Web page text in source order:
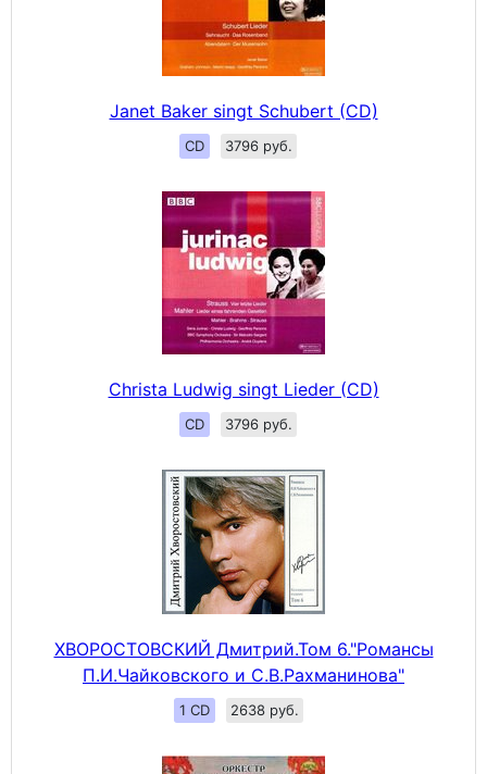
Janet Baker singt Schubert (CD)
CD 3796 руб.
Christa Ludwig singt Lieder (CD)
CD 3796 руб.
ХВОРОСТОВСКИЙ Дмитрий.Том 6."Романсы
П.И.Чайковского и С.В.Рахманинова"
1 CD 2638 руб.